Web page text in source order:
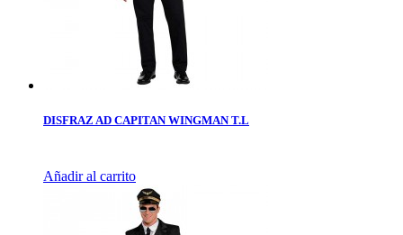
DISFRAZ AD CAPITAN WINGMAN T.L
Añadir al carrito